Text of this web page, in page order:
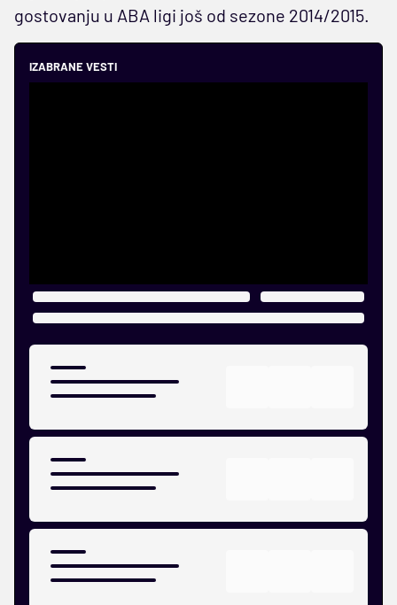
gostovanju u ABA ligi još od sezone 2014/2015.
IZABRANE VESTI